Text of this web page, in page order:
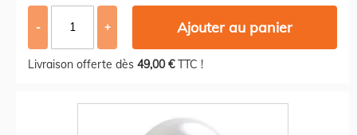
- + Ajouter au panier
Livraison offerte dès 49,00 €TTC !